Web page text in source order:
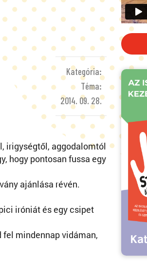
Kategória:
Téma:
2014. 09. 28.
irigységtől, aggodalomtól
hogy pontosan fussa egy
ajánlása révén.
iróniát és egy csipet
mindennap vidáman,